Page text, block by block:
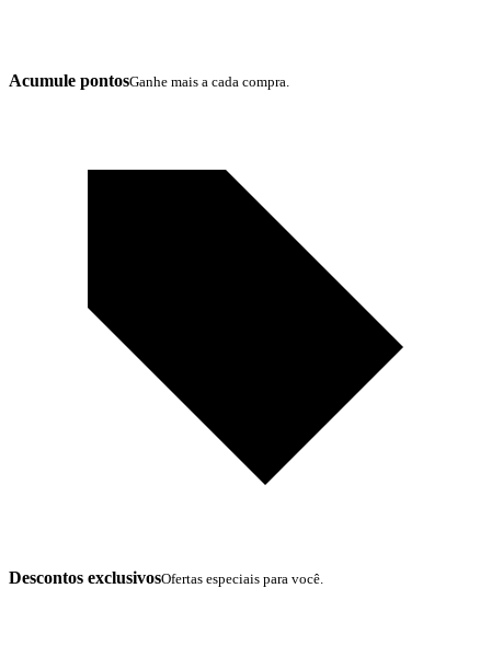
Acumule pontosGanhe mais a cada compra.
Descontos exclusivosOfertas especiais para você.